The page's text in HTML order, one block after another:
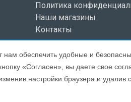
обеспечить удобные и
«Согласен», вы даете свое
настройки браузера и
Политика
Наши магазины
Контакты